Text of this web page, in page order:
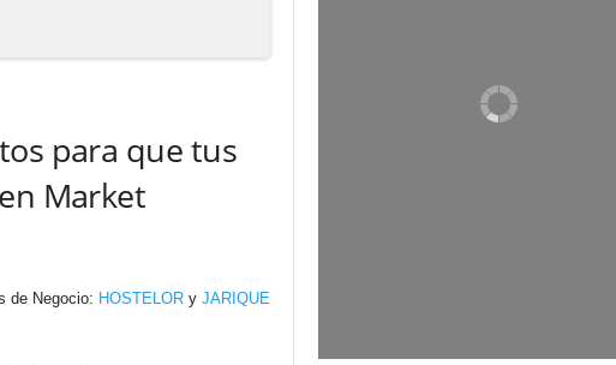
para que tus
Market
de Negocio: HOSTELORy JARIQUE